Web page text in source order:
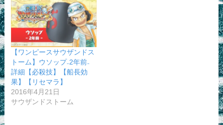
【ワンピースサウザンドス
トーム】ウソップ₋2年前₋
詳細【必殺技】【船長効
果】【リセマラ】
2016年4月21日
サウザンドストーム